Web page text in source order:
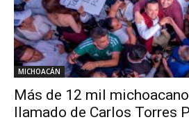
MICHOACÁN
Más de 12 mil
llamado de Carlos Torres